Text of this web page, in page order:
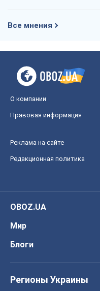
Все мнения
О компании
Правовая информация
Реклама на сайте
Редакционная политика
OBOZ.UA
Мир
Блоги
Регионы Украины